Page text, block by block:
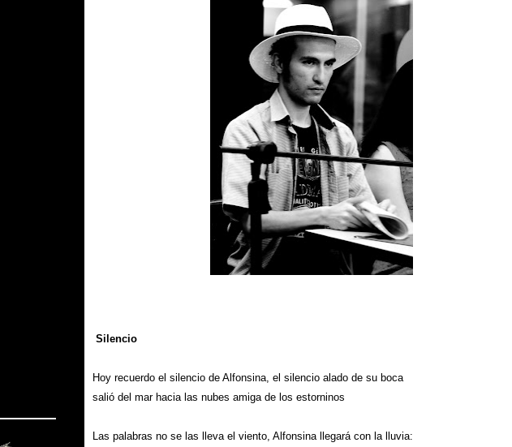
Silencio
Hoy recuerdo el silencio de Alfonsina, el silencio alado de su boca
salió del mar hacia las nubes amiga de los estorninos
Las palabras no se las lleva el viento, Alfonsina llegará con la lluvia: